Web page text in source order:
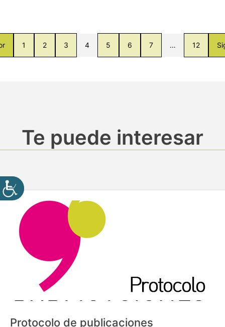
1 2 3 4 5 6 7 … 12
Te puede interesar
Protocolo de publicaciones